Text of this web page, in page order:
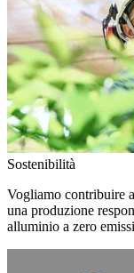
Sostenibilità
Vogliamo contribuire
una produzione
alluminio a zero